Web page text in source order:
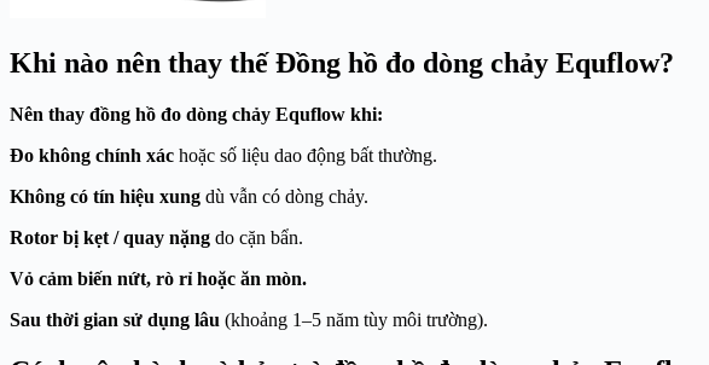
Khi nào nên thay thế Đồng hồ đo dòng chảy Equflow?
Nên thay đồng hồ đo dòng chảy Equflow khi:
Đo không chính xác hoặc số liệu dao động bất thường.
Không có tín hiệu xung dù vẫn có dòng chảy.
Rotor bị kẹt / quay nặng do cặn bẩn.
Vỏ cảm biến nứt, rò rỉ hoặc ăn mòn.
Sau thời gian sử dụng lâu (khoảng 1–5 năm tùy môi trường).